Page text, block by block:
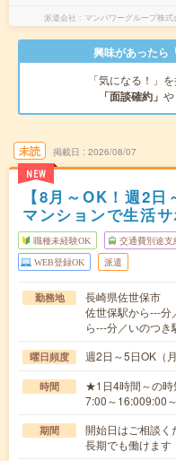
派遣会社 マンパワーグループ株
興味があったら
「気になる！」
「面談確約」 や
未読
NEW
掲載日 2026/08/07
【8月～OK！週2
マンションで生活
職種未経験OK 交通費別途支
WEB登録OK 派遣
勤務地
長崎県佐世保市
佐世保駅から---分
ら---分／いのつ
曜日頻度 週2日～5日OK
時間
★1日4時間～の時
7:00～16:009:00
期間
開始日はご相談
長期でも働けます